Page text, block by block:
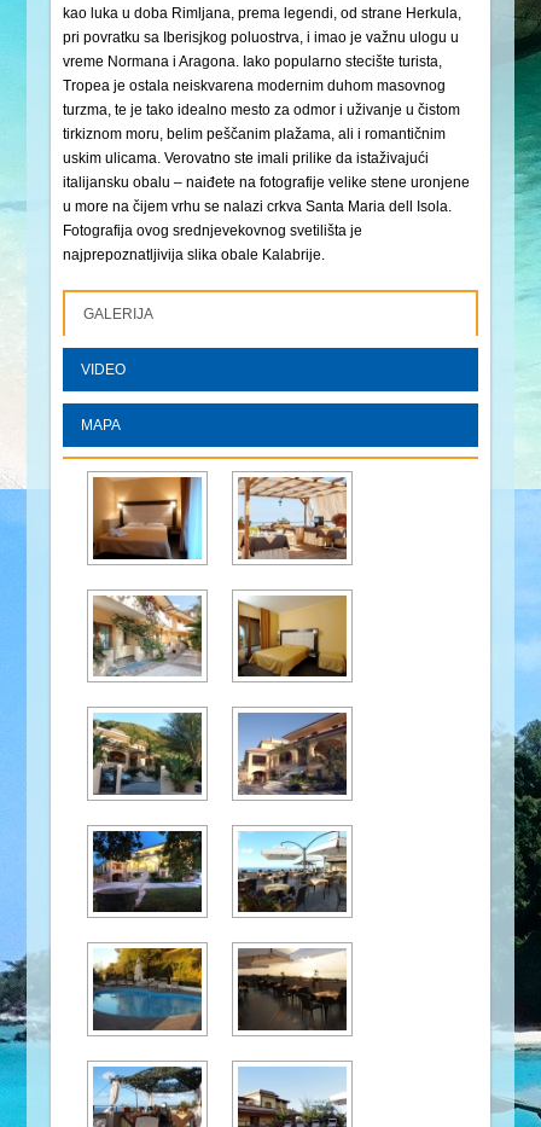
kao luka u doba Rimljana, prema legendi, od strane Herkula,
pri povratku sa Iberisjkog poluostrva, i imao je važnu ulogu u
vreme Normana i Aragona. Iako popularno stecište turista,
Tropea je ostala neiskvarena modernim duhom masovnog
turzma, te je tako idealno mesto za odmor i uživanje u čistom
tirkiznom moru, belim peščanim plažama, ali i romantičnim
uskim ulicama. Verovatno ste imali prilike da istaživajući
italijansku obalu – naiđete na fotografije velike stene uronjene
u more na čijem vrhu se nalazi crkva Santa Maria dell Isola.
Fotografija ovog srednjevekovnog svetilišta je
najprepoznatljivija slika obale Kalabrije.
GALERIJA
VIDEO
MAPA